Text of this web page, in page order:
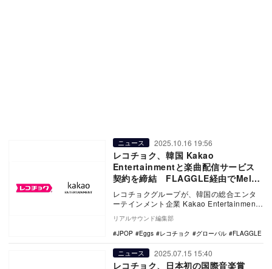
ニュース 2025.10.16 19:56
レコチョク、韓国 Kakao
Entertainmentと楽曲配信サービス
契約を締結 FLAGGLE経由でMelon
へ配信可能に
レコチョクグループが、韓国の総合エンタ
ーテインメント企業 Kakao Entertainment
社と楽曲配信サービス契約を締結し…
リアルサウンド編集部
JPOP
Eggs レコチョク グローバル FLAGGLE
ニュース 2025.07.15 15:40
レコチョク、日本初の国際音楽賞